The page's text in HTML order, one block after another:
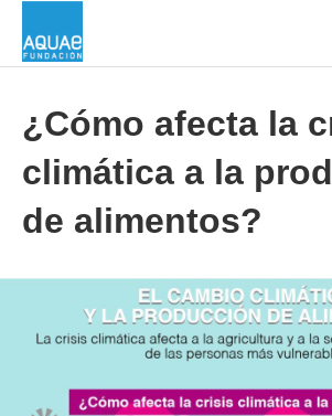
¿Cómo afecta la
climática a la
de alimentos?